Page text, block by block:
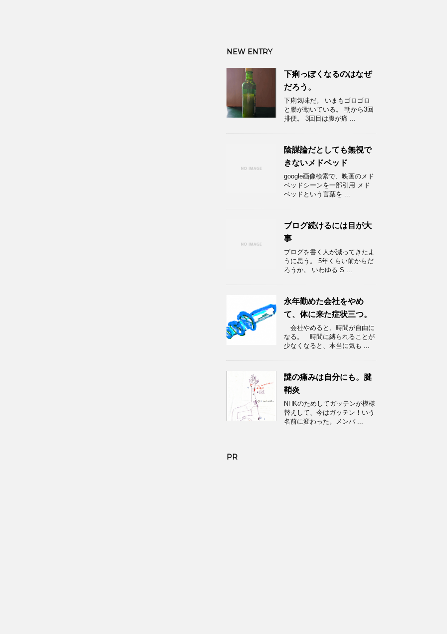
NEW ENTRY
下痢っぽくなるのはなぜ
だろう。
下痢気味だ。 いまもゴロゴロ
と腸が動いている。 朝から3回
排便。 3回目は腹が痛 ...
陰謀論だとしても無視で
きないメドベッド
google画像検索で、映画のメド
ベッドシーンを一部引用 メド
ベッドという言葉を ...
ブログ続けるには目が大
事
ブログを書く人が減ってきたよ
うに思う。 5年くらい前からだ
ろうか。 いわゆる S ...
永年勤めた会社をやめ
て、体に来た症状三つ。
会社やめると、時間が自由に
なる。 時間に縛られることが
少なくなると、本当に気も ...
謎の痛みは自分にも。腱
鞘炎
NHKのためしてガッテンが模様
替えして、今はガッテン！いう
名前に変わった。メンバ ...
PR